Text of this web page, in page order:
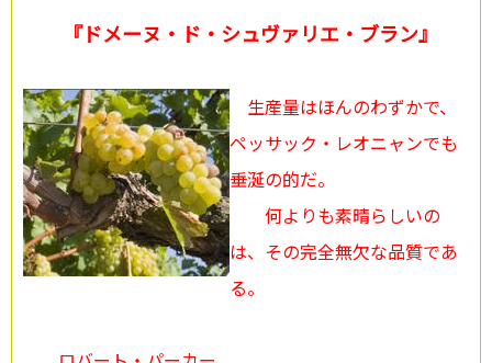
『ドメーヌ・ド・シュヴァリエ・ブラン』
生産量はほんのわずかで、
ペッサック・レオニャンでも
垂涎の的だ。
何よりも素晴らしいの
は、その完全無欠な品質であ
る。